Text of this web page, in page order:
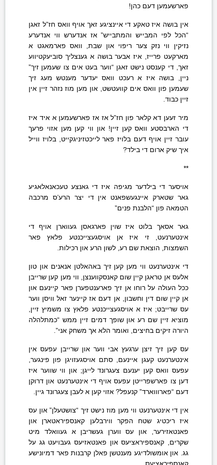
פארשעמען דעם כהן!
אין בושה איז טאקע די איינציגע זאך אויף וואס חז”ל זאגן
“הכל לפי המבייש והמתבייש” אז אנדערש ווי אנדערע
נזיקין ווי נזק צער ריפוי און שבת, וואס פארמאגט א
מארקעט פרייז, איז אבער בושה א גענצליך סוביעקטיווע
זאך, די קענסט נישט זאגן “ווער בעט אים צו שעמען זיך”
ניין, בושה איז א רעכט וואס יעדער מענטש מעג זיך
שעמען פון וואס אים קוועטשט, און מען מוז נזהר זיין אין
זיין כבוד.
מיר זעען דא קלאר פון חז”ל אז אז פארשעמען א איד איז
די הארבסטע וואס קען זיין! און ווי קען מען אזוי פרעך
עובר זיין אויף דעם בלויז פאר לייכטזיניגקייט, בלויז ווייל
איך שיק ארום די בילד?
**
אויסער די בילדער מגיפה איז די גאנצע טעכאנאלאגיע
גאר שטארק איינגעשפאנט אין די יצר הרע’ס מרכבה
הטמאה פון “הלבנת פנים”
גאר אסאך בלוט איז שוין פארגאסן געווארן אויף די
אינטערנעט, זי איז אן אויסגעצייכנטע פלאץ פאר
השמצות, הוצאת שם רע, לשון הרע און רכילות.
די אינטערנעט ווי מען קען זיך באהאלטן אנאנים און טון
אלעס אן טראגן קיין שום קאנסקווענצן, ווי מען קען שרייבן
ככל העולה על רוחו אן זיך פארענטפערן פאר קיינעם און
אן קיין שום דין וחשבון, אן דעם אז קיינער זאל וויסן ווער
עס שרייבט; איז א אויסגעצייכנטע פלאץ צו משמיץ זיין,
מוציא זיין שם רע און שופך דמים זיין ממש “כמתלהלה
היורה זיקים בחיצים, ואומר הלא אך משחק אני”.
עס קען זיך זיצן ערגעץ אבי ווער און שרייבן עפעס אין
אינטערנעט קעגן איינעם, סתם אויסגעזויגן פון פינגער,
עפעס וואס קען יענעם צעגרונד לייגן; און ווי שווער איז
דען צו פארשפרייטן עפעס אויף די אינטערנעט און דרוקן
דעם “פארוווארד” קנעפל? אזוי קען א לעבן צעגרונד גיין.
אין די אינטערנעט ווי מען מוז נישט זיך “צושטעלן” און עס
איז ריכטיג שטח הפקר ווירבלען קאנספיראטארן און
פאנטאזירער, און עס ווערן געשריבן א געוואלד מיט
שקרים, קאנספיראציעס און פאנטאזיעס געבויעט גג על
גג. און אומשולדיגע מענטשן פאלן קרבנות פאר דמיונישע